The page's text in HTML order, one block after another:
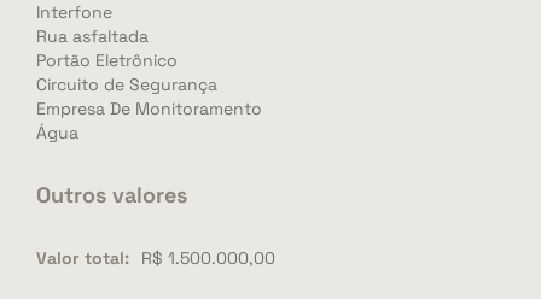
Interfone
Rua asfaltada
Portão Eletrônico
Circuito de Segurança
Empresa De Monitoramento
Água
Outros valores
Valor total: R$ 1.500.000,00